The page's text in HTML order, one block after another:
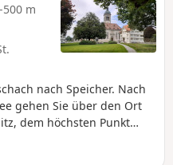
-500 m
nach Speicher. Nach
gehen Sie über den Ort
dem höchsten Punkt
belohnt.